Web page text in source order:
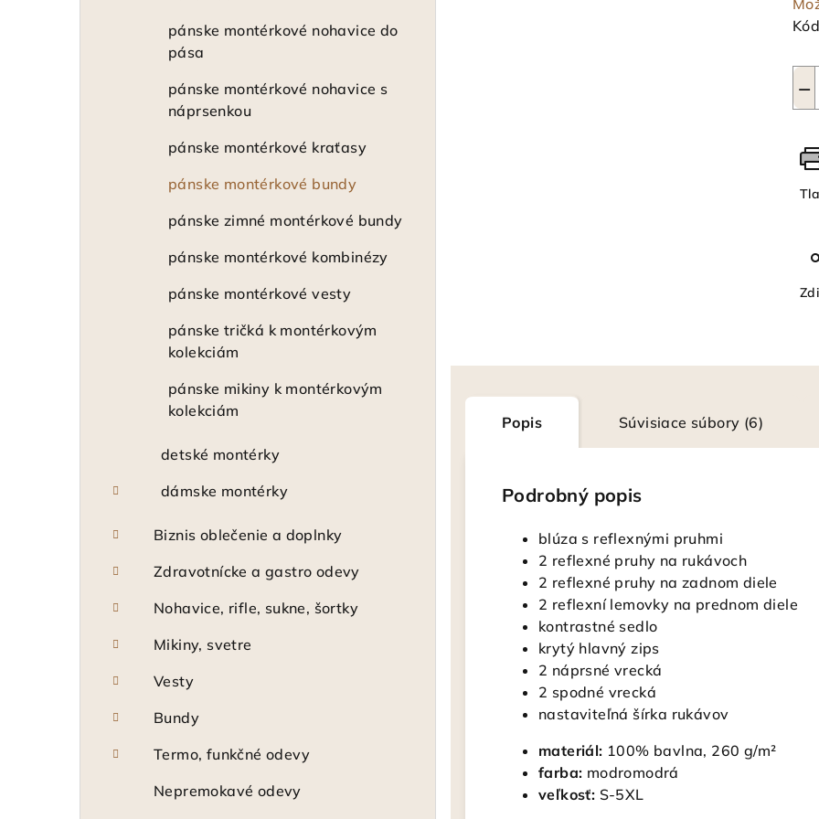
pánske montérkové nohavice do
pása
pánske montérkové nohavice s
náprsenkou
pánske montérkové kraťasy
pánske montérkové bundy
pánske zimné montérkové bundy
pánske montérkové kombinézy
pánske montérkové vesty
pánske tričká k montérkovým
kolekciám
pánske mikiny k montérkovým
kolekciám
detské montérky
dámske montérky
Biznis oblečenie a doplnky
Zdravotnícke a gastro odevy
Nohavice, rifle, sukne, šortky
Mikiny, svetre
Vesty
Bundy
Termo, funkčné odevy
Nepremokavé odevy
−
Popis Súvisiace súbory (6)
Podrobný popis
blúza s reflexnými pruhmi
2 reflexné pruhy na rukávoch
2 reflexné pruhy na zadnom diele
2 reflexní lemovky na prednom diele
kontrastné sedlo
krytý hlavný zips
2 náprsné vrecká
2 spodné vrecká
nastaviteľná šírka rukávov
materiál: 100% bavlna, 260 g/m²
farba: modromodrá
veľkosť: S-5XL